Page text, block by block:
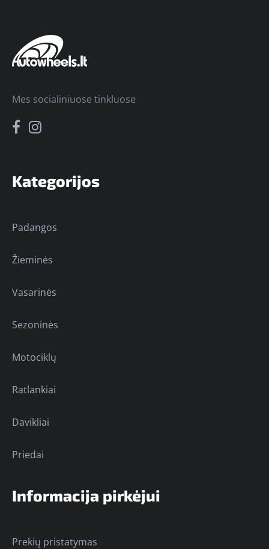
Kategorijos
Padangos
Žieminės
Vasarinės
Sezoninės
Motociklų
Ratlankiai
Davikliai
Priedai
Informacija pirkėjui
Prekių pristatymas
Mes socialiniuose tinkluose